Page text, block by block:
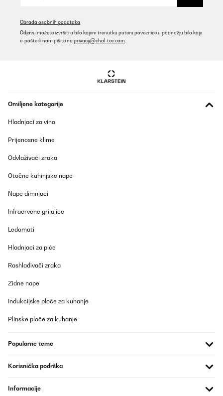
Obrada osobnih podataka
Odjavu možete izvršiti u bilo kojem trenutku putem poveznice u podnožju bilo koje
e-pošte ili nam pišite na privacy@chal-tec.com
Omiljene kategorije
Hladnjaci za vino
Prijenosne klime
Odvlaživači zraka
Otočne kuhinjske nape
Nape dimnjaci
Infracrvene grijalice
Ledomati
Hladnjaci za piće
Rashlađivači zraka
Zidne nape
Indukcijske ploče za kuhanje
Plinske ploče za kuhanje
Popularne teme
Korisnička podrška
Informacije